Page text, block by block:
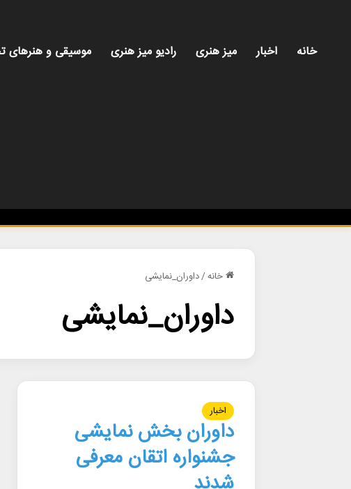
خانه اخبار میز هنری رادیو میز هنری موسیقی و هنرهای
خانه/داوران_نمایشی
داوران_نمایشی
اخبار
داوران بخش نمایشی
جشنواره اتقان معرفی